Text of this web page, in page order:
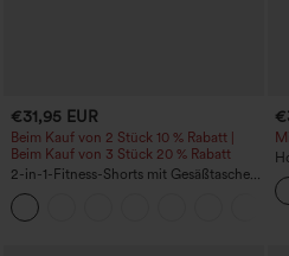
€31,95 EUR
Beim Kauf von 2 Stück 10 % Rabatt |
Beim Kauf von 3 Stück 20 % Rabatt
2-in-1-Fitness-Shorts mit Gesäßtasche
und seitlicher versteckter Tasche 6,3 cm